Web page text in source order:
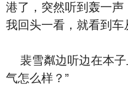
港了，突然听到轰一声
我回头一看，就看到车
裴雪粼边听边在本子
气怎么样？”